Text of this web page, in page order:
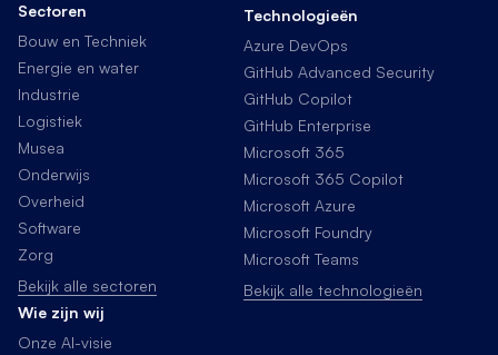
Sectoren
Bouw en Techniek
Energie en water
Industrie
Logistiek
Musea
Onderwijs
Overheid
Software
Zorg
Bekijk alle sectoren
Technologieën
Azure DevOps
GitHub Advanced Security
GitHub Copilot
GitHub Enterprise
Microsoft 365
Microsoft 365 Copilot
Microsoft Azure
Microsoft Foundry
Microsoft Teams
Bekijk alle technologieën
Wie zijn wij
Onze AI-visie